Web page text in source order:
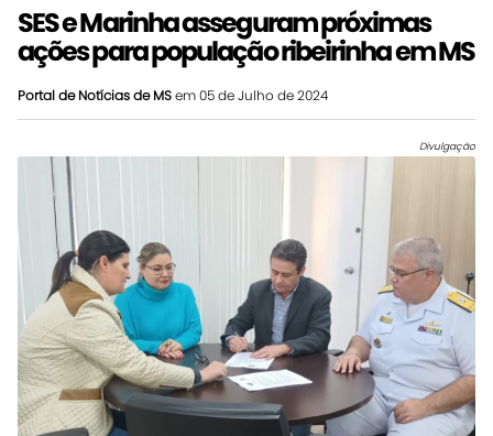
SES e Marinha asseguram próximas
ações para população ribeirinha em MS
Portal de Notícias de MSem 05 de Julho de 2024
Divulgação